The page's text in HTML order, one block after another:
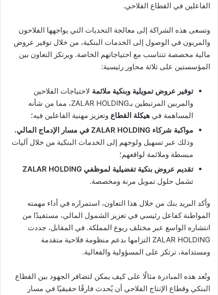
الفاعلين في القطاع الفلاحي.
وتسعى هذه الشراكة إلى معالجة التحديات التي يواجهها الفلاحون
والمربون في الوصول إلى الخدمات البنكية، من خلال توفير عروض
مالية مخصصة تتناسب مع احتياجاتهم الخاصة. ويرتكز التعاون بين
المؤسستين على ثلاثة محاور رئيسية:
توفير عروض تمويلية وبنكية ملائمة لاحتياجات الفلاحين
والمربين المرتبطين بـZALAR HOLDING، مما من شأنه
المساهمة في هيكلة القطاع وتعزيز مهنية الفاعلين فيه؛
مواكبة شركاء ZALAR HOLDING في مسار الإدماج المالي
،
وذلك عبر تسهيل ولوجهم إلى الخدمات البنكية من خلال آليات
مبسطة وملائمة لواقعهم؛
تقديم عروض بنكية تفضيلية لموظفي ZALAR HOLDING
تشمل حلول تمويل مرنة ومخصصة.
وأكد البريد بنك من خلال هذا التعاون، استمراره في أداء مهمته
المواطنة كفاعل رئيسي في تعزيز الشمول المالي، مستفيدًا من
انتشاره الواسع عبر مختلف ربوع المملكة. في المقابل، جددت
ZALAR HOLDING التزامها بدعم منظومة فلاحية متقدمة
ومستدامة، ترتكز على المسؤولية والفعالية.
وتُعد هذه المبادرة مثالًا على كيف يمكن لتضافر الجهود بين القطاع
البنكي وقطاع الإنتاج الفلاحي أن يُحدث فارقًا حقيقيًا في مسار